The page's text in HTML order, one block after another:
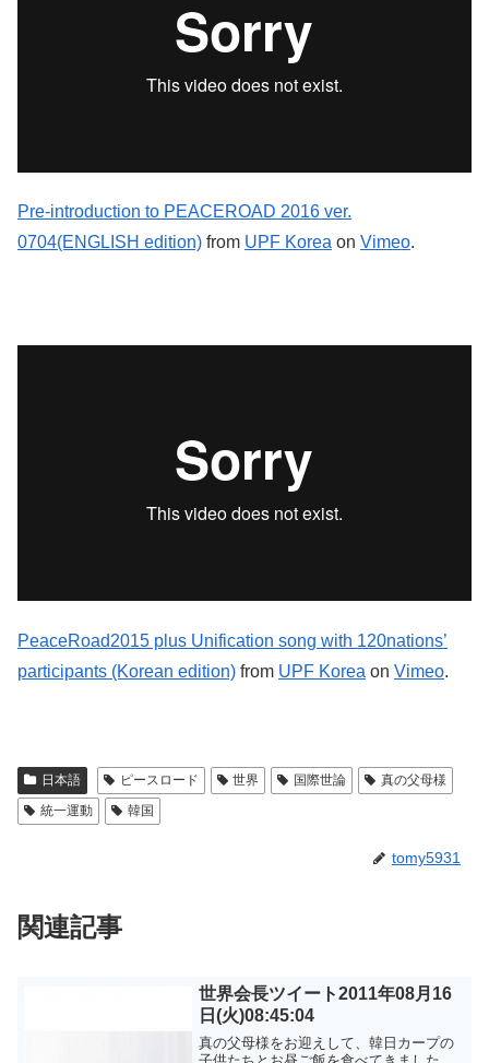
Pre-introduction to PEACEROAD 2016 ver.
0704(ENGLISH edition) from UPF Korea on Vimeo.
PeaceRoad2015 plus Unification song with 120nations’
participants (Korean edition) from UPF Korea on Vimeo.
日本語 ピースロード 世界 国際世論
真の父母様
統一運動
韓国
tomy5931
関連記事
世界会長ツイート2011年08月16
日(火)08:45:04
真の父母様をお迎えして、韓日カープの